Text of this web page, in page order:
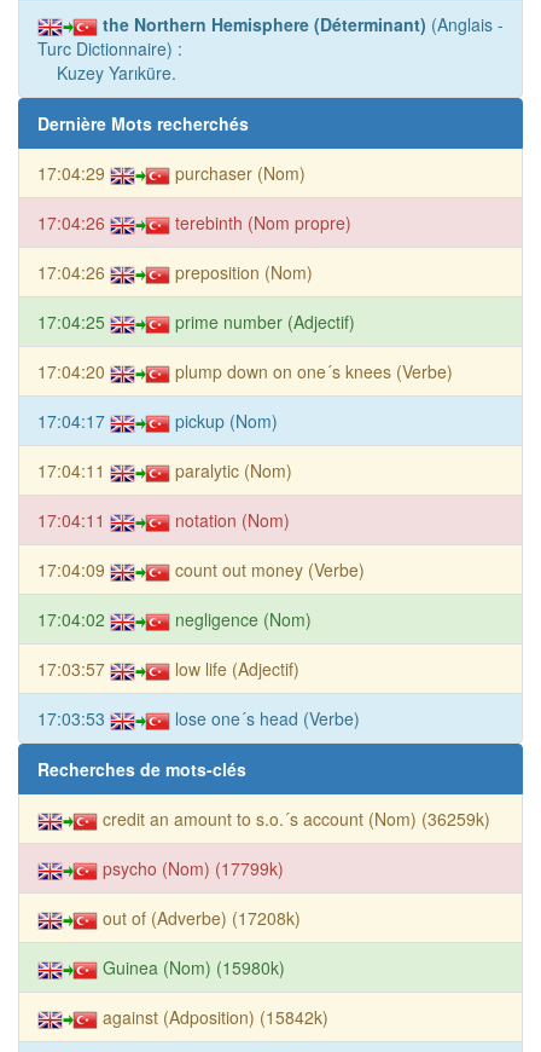
the Northern Hemisphere (Déterminant) (Anglais -
Turc Dictionnaire) :
Kuzey Yarıküre.
Dernière Mots recherchés
17:04:29 purchaser (Nom)
17:04:26 terebinth (Nom propre)
17:04:26 preposition (Nom)
17:04:25 prime number (Adjectif)
17:04:20 plump down on one´s knees (Verbe)
17:04:17 pickup (Nom)
17:04:11 paralytic (Nom)
17:04:11 notation (Nom)
17:04:09 count out money (Verbe)
17:04:02 negligence (Nom)
17:03:57 low life (Adjectif)
17:03:53 lose one´s head (Verbe)
Recherches de mots-clés
credit an amount to s.o.´s account (Nom) (36259k)
psycho (Nom) (17799k)
out of (Adverbe) (17208k)
Guinea (Nom) (15980k)
against (Adposition) (15842k)